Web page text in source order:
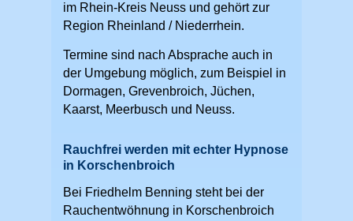
im Rhein-Kreis Neuss und gehört zur
Region Rheinland / Niederrhein.
Termine sind nach Absprache auch in
der Umgebung möglich, zum Beispiel in
Dormagen, Grevenbroich, Jüchen,
Kaarst, Meerbusch und Neuss.
Rauchfrei werden mit echter Hypnose
in Korschenbroich
Bei Friedhelm Benning steht bei der
Rauchentwöhnung in Korschenbroich